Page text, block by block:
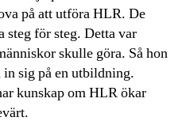
på att utföra HLR. De
steg för steg. Detta var
skulle göra. Så hon
sig på en utbildning.
kunskap om HLR ökar